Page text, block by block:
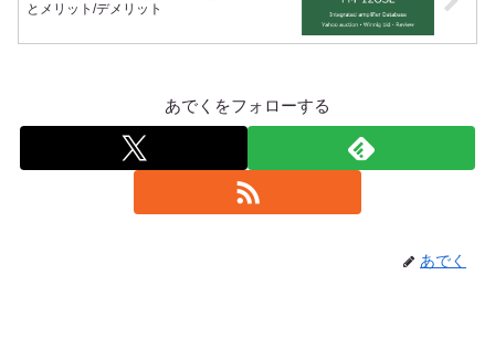
とメリット/デメリット
あでくをフォローする
あでく